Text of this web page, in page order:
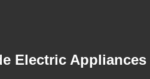
Electric Appliances